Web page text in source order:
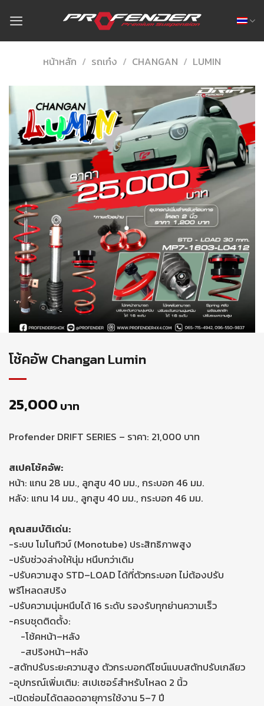
content
หน้าหลัก / รถเก๋ง / CHANGAN / LUMIN
โช้คอัพ Changan Lumin
25,000 บาท
Profender DRIFT SERIES – ราคา: 21,000 บาท
สเปคโช้คอัพ:
หน้า: แกน 28 มม., ลูกสูบ 40 มม., กระบอก 46 มม.
หลัง: แกน 14 มม., ลูกสูบ 40 มม., กระบอก 46 มม.
คุณสมบัติเด่น:
-ระบบ โมโนทิวบ์ (Monotube) ประสิทธิภาพสูง
-ปรับช่วงล่างให้นุ่ม หนึบกว่าเดิม
-ปรับความสูง STD–LOAD ได้ที่ตัวกระบอก ไม่ต้องปรับ
พรีโหลดสปริง
-ปรับความนุ่มหนึบได้ 16 ระดับ รองรับทุกย่านความเร็ว
-ครบชุดติดตั้ง:
-โช้คหน้า–หลัง
-สปริงหน้า–หลัง
-สตัทปรับระยะความสูง ตัวกระบอกดีไซน์แบบสตัทปรับเกลียว
-อุปกรณ์เพิ่มเติม: สเปเซอร์สำหรับโหลด 2 นิ้ว
-เปิดซ่อมได้ตลอดอายุการใช้งาน 5–7 ปี